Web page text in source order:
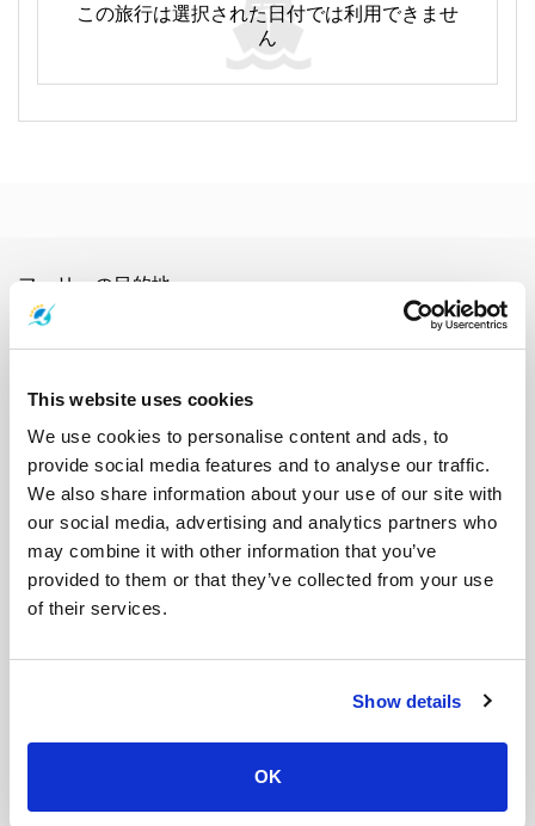
This website uses cookies
We use cookies to personalise content and ads, to
provide social media features and to analyse our traffic.
We also share information about your use of our site with
our social media, advertising and analytics partners who
may combine it with other information that you’ve
provided to them or that they’ve collected from your use
of their services.
Show details
OK
この旅行は選択された日付では利用できませ
ん
フェリーの目的地
アオナン
カオラック
カンチャナブリ
クッド島 クラダン島 クラビ
サトゥーン
スラタニ
スラタニタウン スラタニ空港
スワンナプーム国際空港
ソンクラー タオ島 タク
タルタオ島
チェンマイ
チャーン島 チュンポン チュンポン駅
チョンブリー
トラット
トラン ドンサク ナカ島
ナコンシータマラート
ナコンシータマラート市街
ナコンシータマラート空港
ナコンラチャシマ
ナンユアン島 ハジャイ パタヤ
パンガー
パンガン島
バンコク ピピ島 プーケット
プー島
プラチュワップキーリーカン
ラオリアン島
ラチャプラパーダム ラヨーン
ランカウイ
サイトマップ
Schedules and Prices